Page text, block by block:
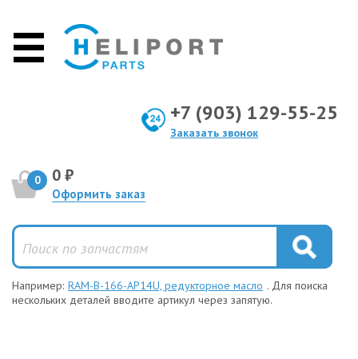
+7 (903) 129-55-25
Заказать звонок
0 0 ₽
Оформить заказ
Например: RAM-B-166-AP14U, редукторное масло . Для поиска
нескольких деталей вводите артикул через запятую.